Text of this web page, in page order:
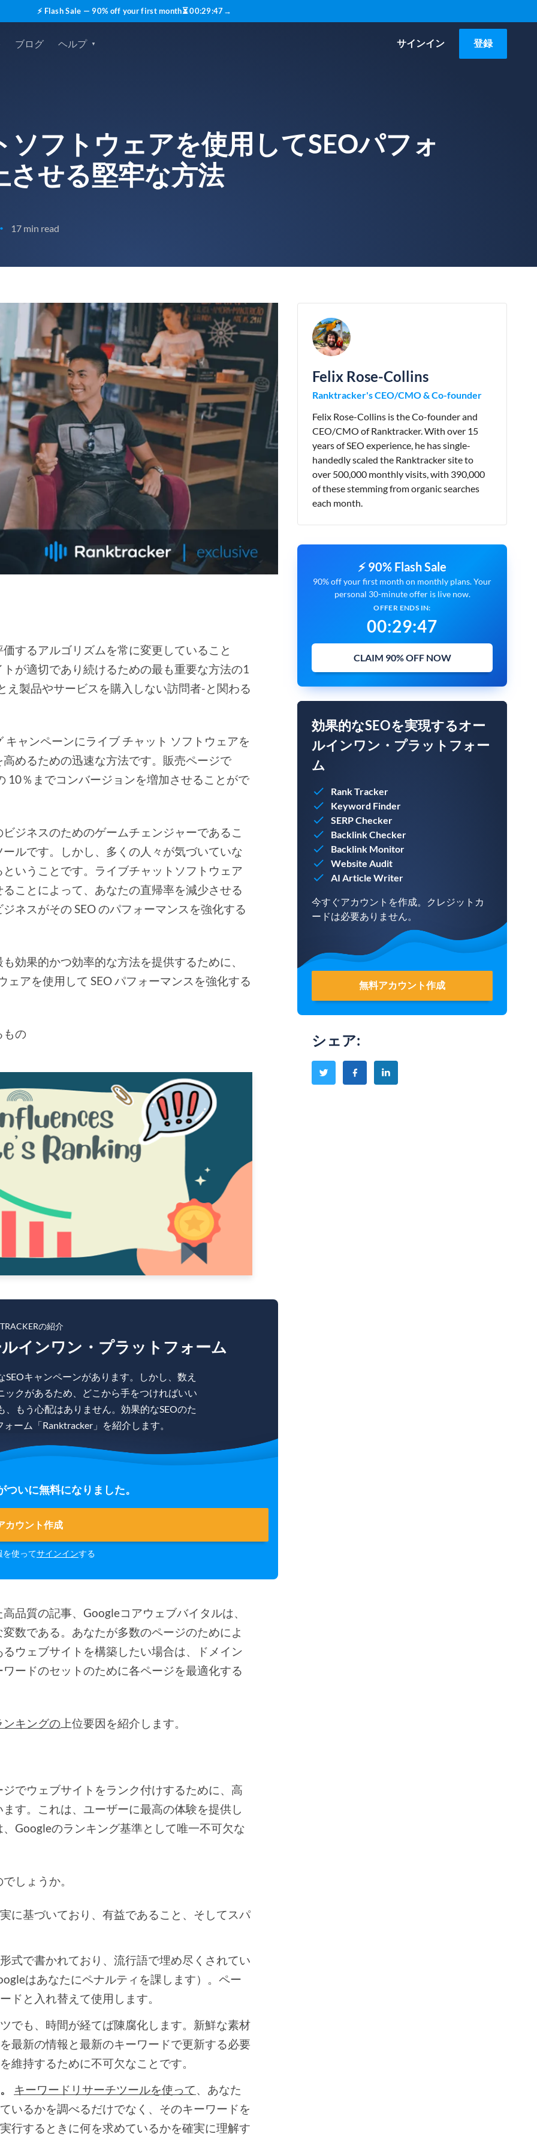
⚡ Flash Sale — 90% off your first month⏳00:29:45→
ブログ ヘルプ サインイン 登録
フトウェアを使用してSEOパフォ
させる堅牢な方法
17 min read
するアルゴリズムを常に変更していること
が適切であり続けるための最も重要な方法の1
製品やサービスを購入しない訪問者-と関わる
ャンペーンにライブ チャット ソフトウェアを
めるための迅速な方法です。販売ページで
10％までコンバージョンを増加させることがで
ジネスのためのゲームチェンジャーであるこ
ルです。しかし、多くの人々が気づいていな
いうことです。ライブチャットソフトウェア
ことによって、あなたの直帰率を減少させる
ネスがその SEO のパフォーマンスを強化する
効果的かつ効率的な方法を提供するために、
アを使用して SEO パフォーマンスを強化する
もの
の紹介
インワン・プラットフォーム
キャンペーンがあります。しかし、数え
クがあるため、どこから手をつければいい
もう心配はありません。効果的なSEOのた
ーム「Ranktracker」を紹介します。
いに無料になりました。
カウント作成
を使ってサインインする
品質の記事、Googleコアウェブバイタルは、
数である。あなたが多数のページのためによ
ウェブサイトを構築したい場合は、ドメイン
ードのセットのために各ページを最適化する
ンキングの 上位要因を紹介します。
でウェブサイトをランク付けするために、高
す。これは、ユーザーに最高の体験を提供し
Googleのランキング基準として唯一不可欠な
しょうか。
に基づいており、有益であること、そしてスパ
式で書かれており、流行語で埋め尽くされてい
はあなたにペナルティを課します）。ペー
ドと入れ替えて使用します。
でも、時間が経てば陳腐化します。新鮮な素材
最新の情報と最新のキーワードで更新する必要
維持するために不可欠なことです。
キーワードリサーチツールを使って、あなた
いるかを調べるだけでなく、そのキーワードを
行するときに何を求めているかを確実に理解す
Felix Rose-Collins
Ranktracker's CEO/CMO & Co-founder
Felix Rose-Collins is the Co-founder and
CEO/CMO of Ranktracker. With over 15
years of SEO experience, he has single-
handedly scaled the Ranktracker site to
over 500,000 monthly visits, with 390,000
of these stemming from organic searches
each month.
⚡ 90% Flash Sale
90% off your first month on monthly plans. Your
personal 30-minute offer is live now.
OFFER ENDS IN:
00:29:45
CLAIM 90% OFF NOW
効果的なSEOを実現するオー
ルインワン・プラットフォー
ム
Rank Tracker
Keyword Finder
SERP Checker
Backlink Checker
Backlink Monitor
Website Audit
AI Article Writer
今すぐアカウントを作成。クレジットカ
ードは必要ありません。
無料アカウント作成
シェア: